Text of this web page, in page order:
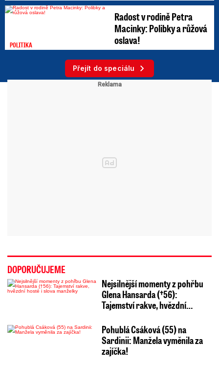
POLITIKA
Radost v rodině Petra
Macinky: Polibky a růžová
oslava!
Přejít do speciálu
DOPORUČUJEME
Nejsilnější momenty z pohřbu
Glena Hansarda (†56):
Tajemství rakve, hvězdní…
Pohublá Csáková (55) na
Sardinii: Manžela vyměnila za
zajíčka!